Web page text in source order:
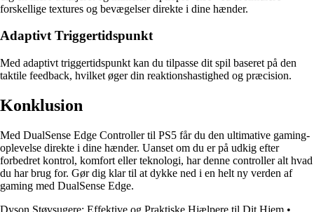
forskellige textures og bevægelser direkte i dine hænder.
Adaptivt Triggertidspunkt
Med adaptivt triggertidspunkt kan du tilpasse dit spil baseret på den
taktile feedback, hvilket øger din reaktionshastighed og præcision.
Konklusion
Med DualSense Edge Controller til PS5 får du den ultimative gaming-
oplevelse direkte i dine hænder. Uanset om du er på udkig efter
forbedret kontrol, komfort eller teknologi, har denne controller alt hvad
du har brug for. Gør dig klar til at dykke ned i en helt ny verden af
gaming med DualSense Edge.
Dyson Støvsugere: Effektive og Praktiske Hjælpere til Dit Hjem •